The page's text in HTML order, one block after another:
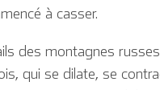
à casser.
des montagnes
qui se dilate, se